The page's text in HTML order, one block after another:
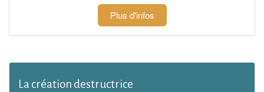
Plus d'infos
La création destructrice